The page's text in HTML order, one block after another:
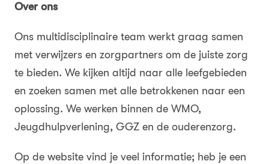
Over ons
Ons multidisciplinaire team werkt graag samen
met verwijzers en zorgpartners om de juiste zorg
te bieden. We kijken altijd naar alle leefgebieden
en zoeken samen met alle betrokkenen naar een
oplossing. We werken binnen de WMO,
Jeugdhulpverlening, GGZ en de ouderenzorg.
Op de website vind je veel informatie; heb je een